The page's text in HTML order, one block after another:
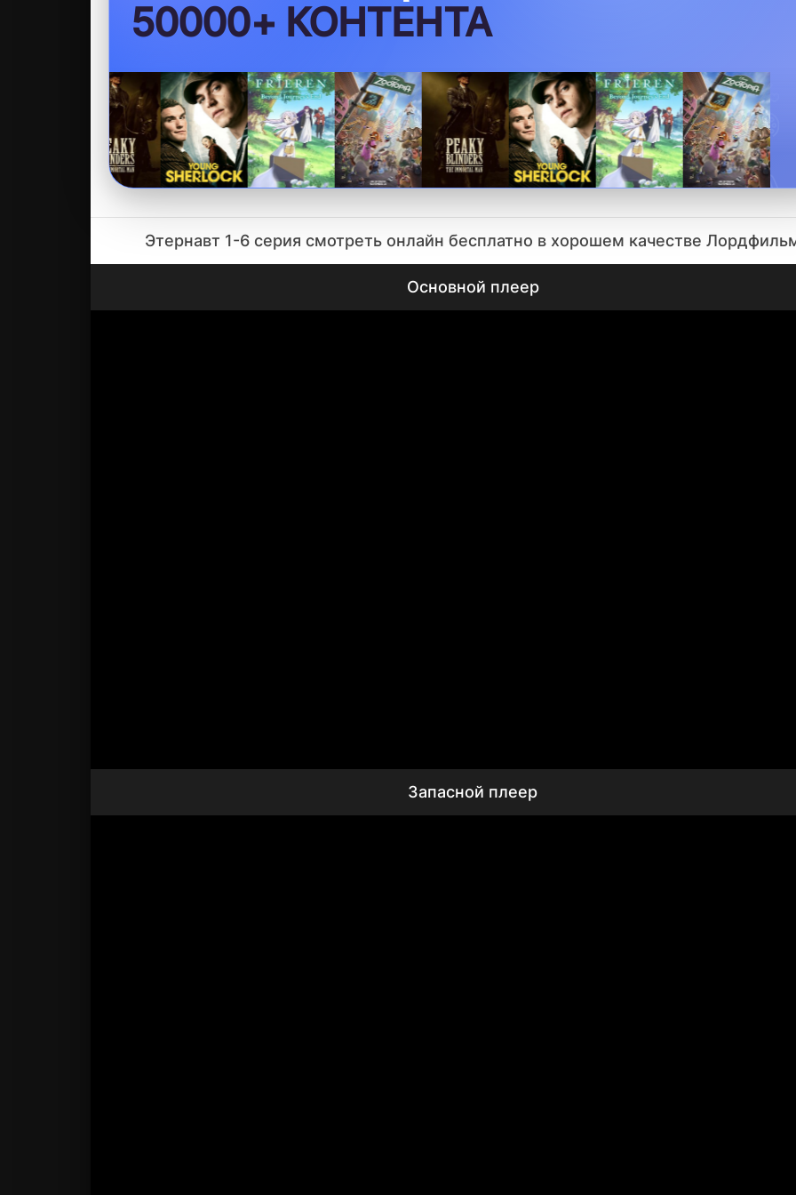
БЕЗ VPN
Этернавт 1-6 серия смотреть онлайн бесплатно в хорошем качестве
Основной плеер
Запасной плеер